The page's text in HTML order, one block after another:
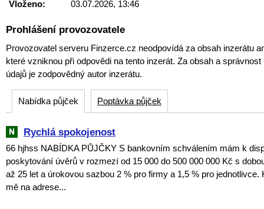
Vloženo:
03.07.2026, 13:46
Prohlášení provozovatele
Provozovatel serveru Finzerce.cz neodpovídá za obsah inzerátu
které vzniknou při odpovědi na tento inzerát. Za obsah a
údajů je zodpovědný autor inzerátu.
Nabídka půjček Poptávka půjček
Rychlá spokojenost
66 hjhss NABÍDKA PŮJČKY S bankovním schválením mám k
poskytování úvěrů v rozmezí od 15 000 do 500 000 000 Kč s
až 25 let a úrokovou sazbou 2 % pro firmy a 1,5 % pro jednotlivce.
mě na adrese...